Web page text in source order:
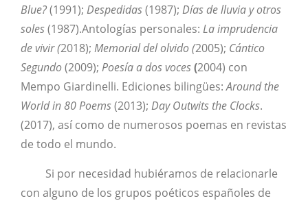
Blue?(1991); Despedidas(1987); Días de lluvia y otros
soles(1987).Antologías personales: La imprudencia
de vivir (2018); Memorial del olvido (2005); Cántico
Segundo(2009); Poesía a dos voces(2004) con
Mempo Giardinelli. Ediciones bilingües:Around the
World in 80 Poems(2013); Day Outwits the Clocks.
(2017), así como de numerosos poemas en revistas
de todo el mundo.
Si por necesidad hubiéramos de relacionarle
con alguno de los grupos poéticos españoles de